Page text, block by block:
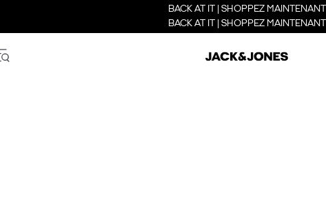
BACK AT IT | SHOPPEZ MAINTENANT
BACK AT IT | SHOPPEZ MAINTENANT